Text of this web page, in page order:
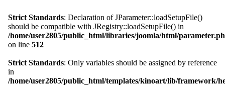
Strict Standards: Declaration of JParameter::loadSetupFile()
should be compatible with JRegistry::loadSetupFile() in
/home/user2805/public_html/libraries/joomla/html/
on line 512
Strict Standards: Only variables should be assigned by reference
in
/home/user2805/public_html/templates/kinoart/lib/framework/